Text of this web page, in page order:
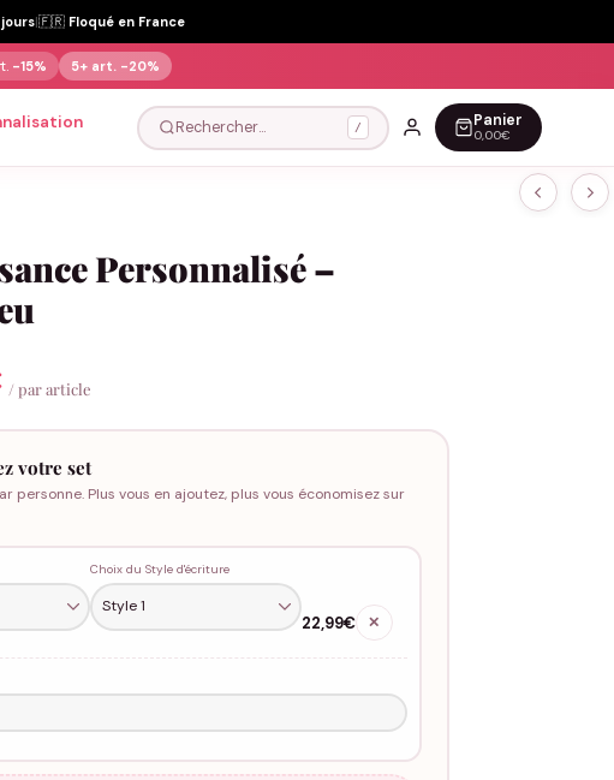
|🇫🇷 Floqué en France
-15% 5+ art. -20%
Rechercher… / Panier
0,00€
Personnalisé –
/ par article
votre set
personne. Plus vous en ajoutez, plus vous économisez sur
Choix du Style d'écriture
22,99€ ✕